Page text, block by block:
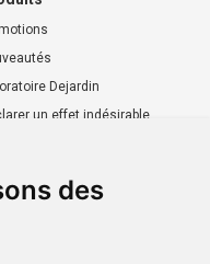
des
Dejardin
un effet indésirable